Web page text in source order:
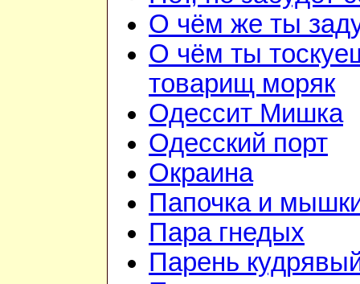
О чём же ты
О чём ты
товарищ моряк
Одессит Мишка
Одесский порт
Окраина
Папочка и
Пара гнедых
Парень